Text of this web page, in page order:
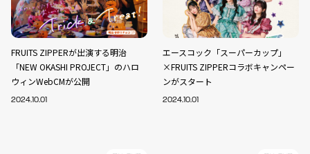
FRUITS ZIPPERが出演する明治
「NEW OKASHI PROJECT」のハロ
ウィンWebCMが公開
2024.10.01
エースコック「スーパーカップ」
×FRUITS ZIPPERコラボキャンペー
ンがスタート
2024.10.01